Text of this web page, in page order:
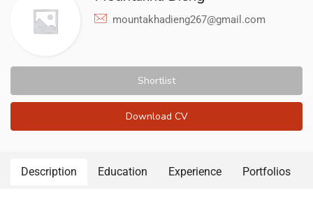
mountakhadieng267@gmail.com
Shortlist
Download CV
Description Education Experience Portfolios